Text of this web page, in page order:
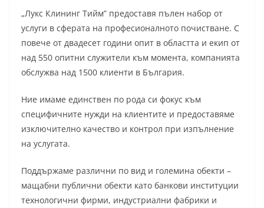
„Лукс Клининг Тийм” предоставя пълен набор от
услуги в сферата на професионалното почистване. С
повече от двадесет години опит в областта и екип от
над 550 опитни служители към момента, компанията
обслужва над 1500 клиенти в България.
Ние имаме единствен по рода си фокус към
специфичните нужди на клиентите и предоставяме
изключително качество и контрол при изпълнение
на услугата.
Поддържаме различни по вид и големина обекти –
мащабни публични обекти като банкови институции
технологични фирми, индустриални фабрики и